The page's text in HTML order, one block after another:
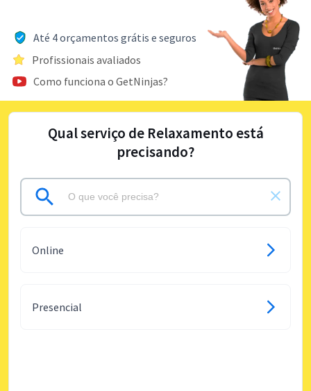
Até 4 orçamentos grátis e seguros
Profissionais avaliados
Como funciona o GetNinjas?
Qual serviço de Relaxamento está
precisando?
Online
Presencial